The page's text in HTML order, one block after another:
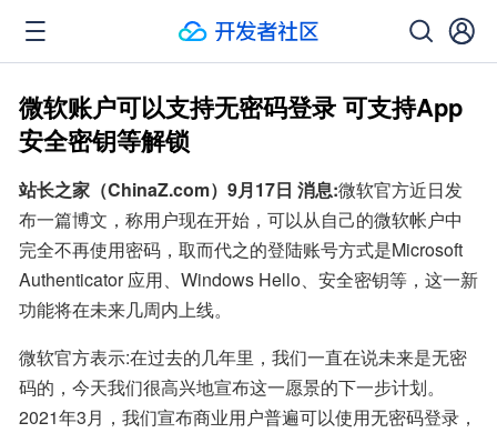
微软账户可以支持无密码登录 可支持App
安全密钥等解锁
站长之家（ChinaZ.com）9月17日 消息:微软官方近日发
布一篇博文，称用户现在开始，可以从自己的微软帐户中
完全不再使用密码，取而代之的登陆账号方式是Microsoft
Authenticator 应用、Windows Hello、安全密钥等，这一新
功能将在未来几周内上线。
微软官方表示:在过去的几年里，我们一直在说未来是无密
码的，今天我们很高兴地宣布这一愿景的下一步计划。
2021年3月，我们宣布商业用户普遍可以使用无密码登录，